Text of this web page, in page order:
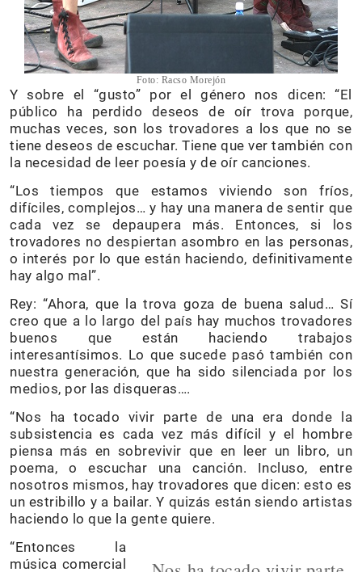
Foto: Racso Morejón
Y sobre el “gusto” por el género nos dicen: “El
público ha perdido deseos de oír trova porque,
muchas veces, son los trovadores a los que no se
tiene deseos de escuchar. Tiene que ver también con
la necesidad de leer poesía y de oír canciones.
“Los tiempos que estamos viviendo son fríos,
difíciles, complejos… y hay una manera de sentir que
cada vez se depaupera más. Entonces, si los
trovadores no despiertan asombro en las personas,
o interés por lo que están haciendo, definitivamente
hay algo mal”.
Rey: “Ahora, que la trova goza de buena salud… Sí
creo que a lo largo del país hay muchos trovadores
buenos que están haciendo trabajos
interesantísimos. Lo que sucede pasó también con
nuestra generación, que ha sido silenciada por los
medios, por las disqueras….
“Nos ha tocado vivir parte de una era donde la
subsistencia es cada vez más difícil y el hombre
piensa más en sobrevivir que en leer un libro, un
poema, o escuchar una canción. Incluso, entre
nosotros mismos, hay trovadores que dicen: esto es
un estribillo y a bailar. Y quizás están siendo artistas
haciendo lo que la gente quiere.
“Entonces la
música comercial